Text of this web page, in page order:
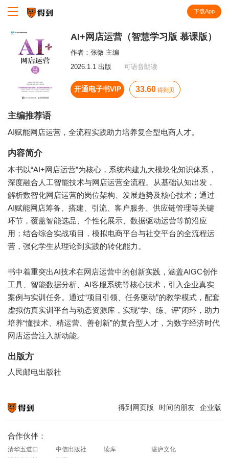
下载App
AI+网店运营（智慧学习版 慕课版）
作者： 张微 主编
2026.1.1 出版
可语音朗读
开通电子书VIP 33.60 得到贝
主编推荐语
AI赋能网店运营，全流程实践助力培养复合型电商人才。
内容简介
本书以“AI+网店运营”为核心，系统构建九大模块化知识体系，
深度融合人工智能技术与网店运营全流程。从基础认知出发，
解析数智化网店运营的岗位架构、发展趋势及核心技术；通过
AI赋能网店筹备、搭建、引流、客户服务、供应链管理等关键
环节，覆盖智能选品、个性化展示、数据驱动运营等前沿应
用；结合综合实战项目，模拟电商平台与社交平台的全流程运
营，强化学生从理论到实践的转化能力。
书中着重突出AI技术在网店运营中的创新实践，涵盖AIGC创作
工具、智能数据分析、AI客服系统等核心技术，引入企业真实
案例与实训任务。通过“项目引领、任务驱动”的教学模式，配套
虚拟仿真实训平台与动态资源库，实现“学、练、评”闭环，助力
培养“懂技术、精运营、善创新”的复合型人才，为数字经济时代
网店运营注入新动能。
出版方
人民邮电出版社
得到网页版 时间的朋友 企业版
合作伙伴：
清华五道口 中信出版社 读库
湛庐文化